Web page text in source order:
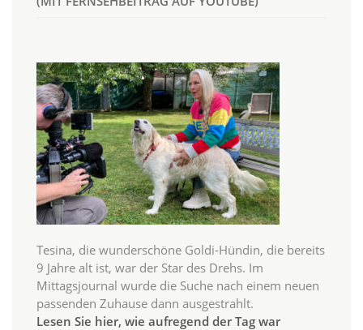
Tesina, die wunderschöne Goldi-Hündin, die bereits
9 Jahre alt ist, war der Star des Drehs. Im
Mittagsjournal wurde die Suche nach einem neuen
passenden Zuhause dann ausgestrahlt.
Lesen Sie hier, wie aufregend der Tag war